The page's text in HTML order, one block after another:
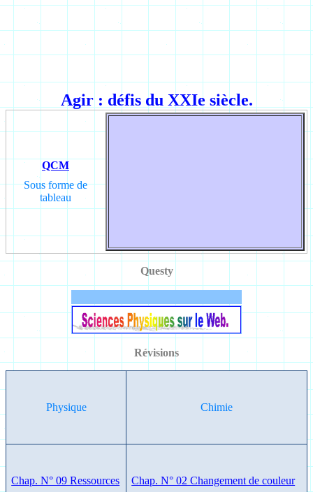
Agir : défis du XXIe siècle.
QCM
Sous forme de
tableau
Questy
Révisions
Physique Chimie
Chap. N° 09 Ressources
Chap. N° 02 Changement de couleur